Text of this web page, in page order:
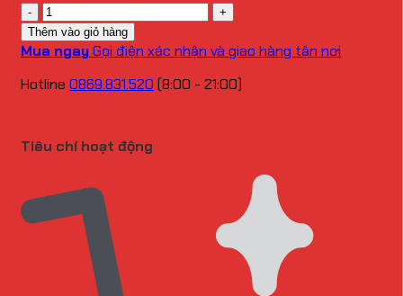
Số
lượng
Thêm vào giỏ hàng
Mua ngayGọi điện xác nhận và giao hàng tận nơi
Hotline 0869.831.520 (8:00 - 21:00)
Tiêu chí hoạt động